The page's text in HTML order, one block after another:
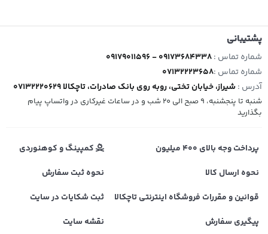
پشتیبانی
شماره تماس :09179011596 - 09173684338
شماره تماس :07132223658
آدرس :شیراز، خیابان تختی، روبه روی بانک صادرات، تاچکالا 07132220629
شنبه تا پنجشنبه، 9 صبح الی 20 شب و در ساعات غیرکاری در واتساپ پیام
بگذارید
پرداخت وجه بالای 400 میلیون
کمپینگ و کوهنوردی
نحوه ارسال کالا
نحوه ثبت سفارش
قوانین و مقررات فروشگاه اینترنتی تاچکالا
ثبت شکایات در سایت
پیگیری سفارش
نقشه سایت